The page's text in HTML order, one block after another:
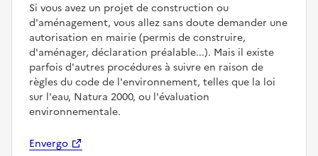
Si vous avez un projet de construction ou
d'aménagement, vous allez sans doute demander une
autorisation en mairie (permis de construire,
d'aménager, déclaration préalable...). Mais il existe
parfois d'autres procédures à suivre en raison de
règles du code de l'environnement, telles que la loi
sur l'eau, Natura 2000, ou l'évaluation
environnementale.
Envergo